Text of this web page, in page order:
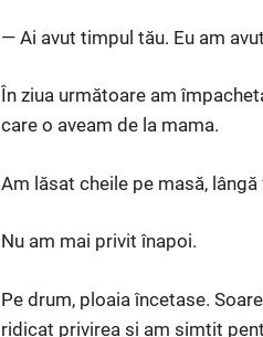
— Ai avut timpul tău. Eu am
În ziua următoare am
care o aveam de la mama.
Am lăsat cheile pe masă,
Nu am mai privit înapoi.
Pe drum, ploaia încetase.
ridicat privirea și am simțit